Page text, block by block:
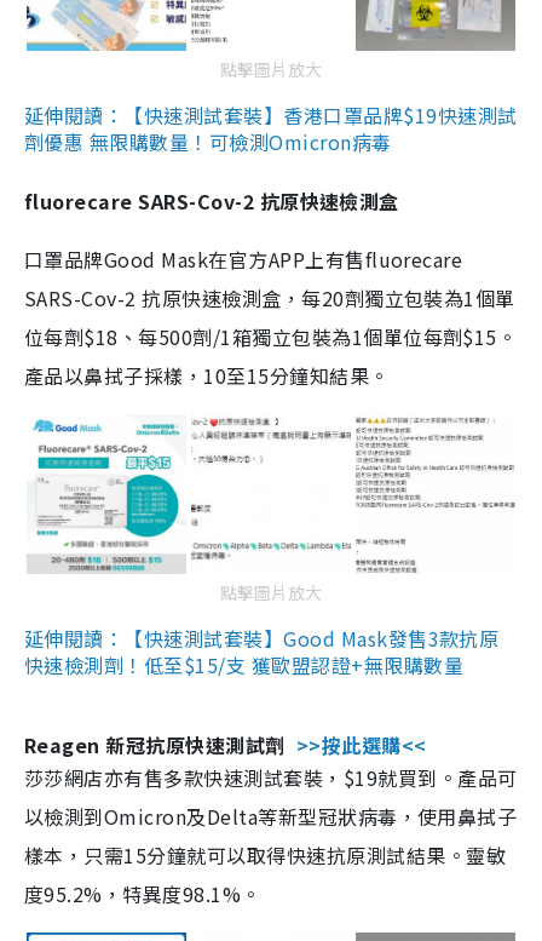
點擊圖片放大
延伸閱讀：【快速測試套裝】香港口罩品牌$19快速測試
劑優惠 無限購數量！可檢測Omicron病毒
fluorecare SARS-Cov-2 抗原快速檢測盒
口罩品牌Good Mask在官方APP上有售fluorecare
SARS-Cov-2 抗原快速檢測盒，每20劑獨立包裝為1個單
位每劑$18、每500劑/1箱獨立包裝為1個單位每劑$15。
產品以鼻拭子採樣，10至15分鐘知結果。
點擊圖片放大
延伸閱讀：【快速測試套裝】Good Mask發售3款抗原
快速檢測劑！低至$15/支 獲歐盟認證+無限購數量
Reagen 新冠抗原快速測試劑 >>按此選購<<
莎莎網店亦有售多款快速測試套裝，$19就買到。產品可
以檢測到Omicron及Delta等新型冠狀病毒，使用鼻拭子
樣本，只需15分鐘就可以取得快速抗原測試結果。靈敏
度95.2%，特異度98.1%。